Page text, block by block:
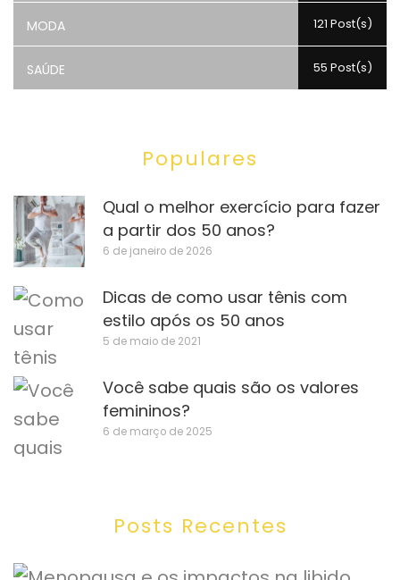
MODA 121 Post(s)
SAÚDE 55 Post(s)
Populares
Qual o melhor exercício para fazer
a partir dos 50 anos?
6 de janeiro de 2026
Dicas de como usar tênis com
estilo após os 50 anos
5 de maio de 2021
Você sabe quais são os valores
femininos?
6 de março de 2025
Posts Recentes